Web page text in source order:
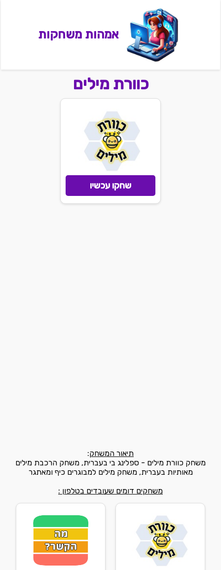
אמהות משחקות
כוורת מילים
שחקו עכשיו
תיאור המשחק:
משחק כוורת מילים - ספלינג בי בעברית, משחק הרכבת מילים
מאותיות בעברית, משחק מילים למבוגרים כיף ומאתגר
משחקים דומים שעובדים בטלפון :